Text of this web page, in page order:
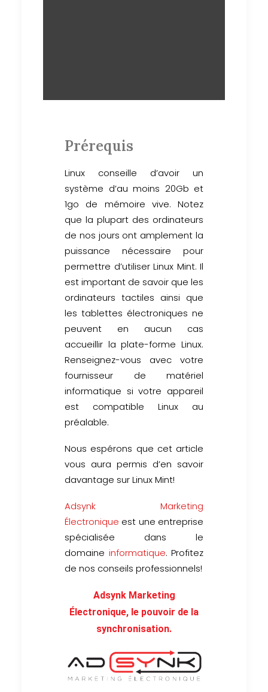
Prérequis
Linux conseille d’avoir un
système d’au moins 20Gb et
1go de mémoire vive. Notez
que la plupart des ordinateurs
de nos jours ont amplement la
puissance nécessaire pour
permettre d’utiliser Linux Mint. Il
est important de savoir que les
ordinateurs tactiles ainsi que
les tablettes électroniques ne
peuvent en aucun cas
accueillir la plate-forme Linux.
Renseignez-vous avec votre
fournisseur de matériel
informatique si votre appareil
est compatible Linux au
préalable.
Nous espérons que cet article
vous aura permis d’en savoir
davantage sur Linux Mint!
Adsynk Marketing
Électronique est une entreprise
spécialisée dans le
domaine informatique. Profitez
de nos conseils professionnels!
Adsynk Marketing
Électronique, le pouvoir de la
synchronisation.